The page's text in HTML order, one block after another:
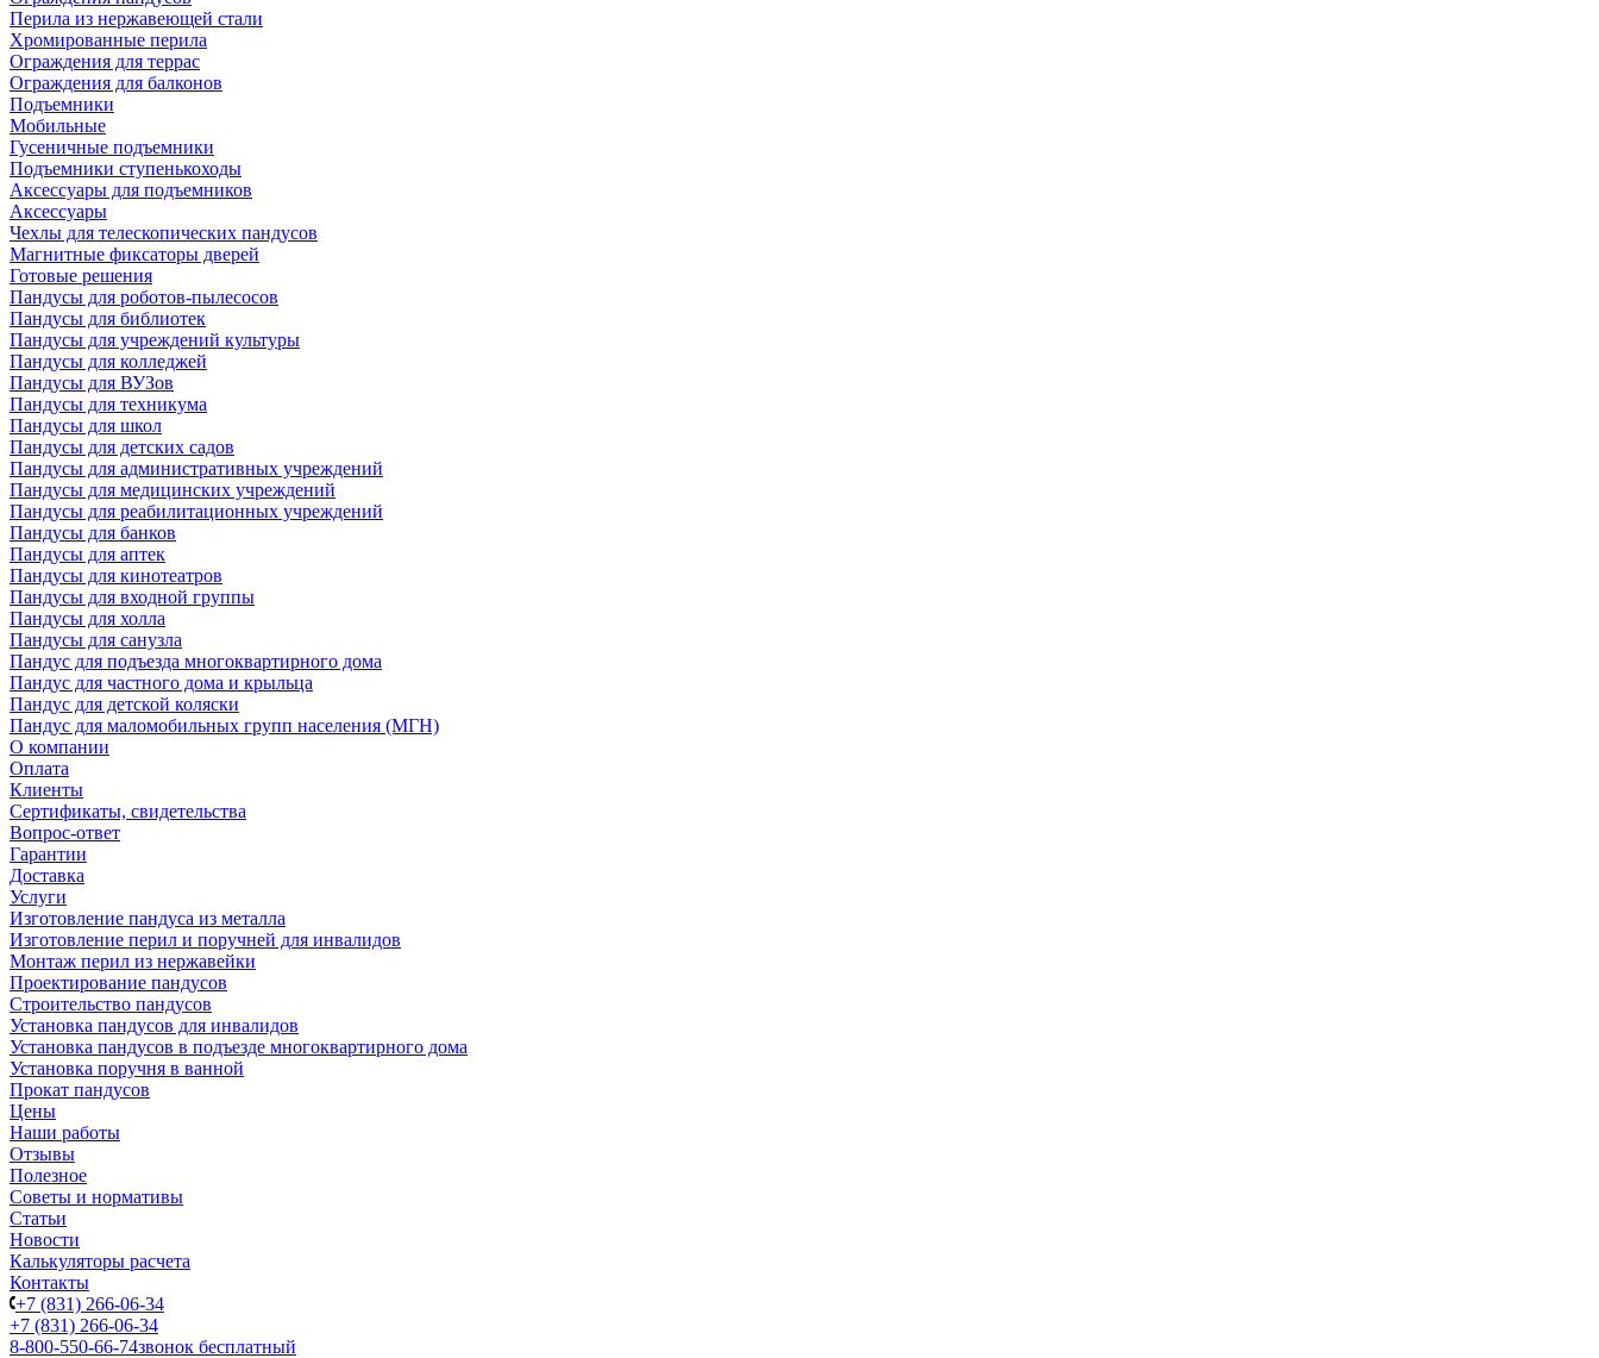
Перила из нержавеющей стали
Хромированные перила
Ограждения для террас
Ограждения для балконов
Подъемники
Мобильные
Гусеничные подъемники
Подъемники ступенькоходы
Аксессуары для подъемников
Аксессуары
Чехлы для телескопических пандусов
Магнитные фиксаторы дверей
Готовые решения
Пандусы для роботов-пылесосов
Пандусы для библиотек
Пандусы для учреждений культуры
Пандусы для колледжей
Пандусы для ВУЗов
Пандусы для техникума
Пандусы для школ
Пандусы для детских садов
Пандусы для административных учреждений
Пандусы для медицинских учреждений
Пандусы для реабилитационных учреждений
Пандусы для банков
Пандусы для аптек
Пандусы для кинотеатров
Пандусы для входной группы
Пандусы для холла
Пандусы для санузла
Пандус для подъезда многоквартирного дома
Пандус для частного дома и крыльца
Пандус для детской коляски
Пандус для маломобильных групп населения (МГН)
О компании
Оплата
Клиенты
Сертификаты, свидетельства
Вопрос-ответ
Гарантии
Доставка
Услуги
Изготовление пандуса из металла
Изготовление перил и поручней для инвалидов
Монтаж перил из нержавейки
Проектирование пандусов
Строительство пандусов
Установка пандусов для инвалидов
Установка пандусов в подъезде многоквартирного дома
Установка поручня в ванной
Прокат пандусов
Цены
Наши работы
Отзывы
Полезное
Советы и нормативы
Статьи
Новости
Калькуляторы расчета
Контакты
+7 (831) 266-06-34
+7 (831) 266-06-34
8-800-550-66-74звонок бесплатный